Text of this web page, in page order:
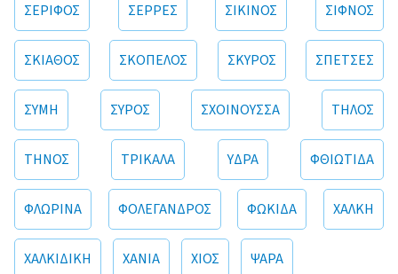
ΣΕΡΙΦΟΣ ΣΕΡΡΕΣ ΣΙΚΙΝΟΣ ΣΙΦΝΟΣ
ΣΚΙΑΘΟΣ ΣΚΟΠΕΛΟΣ ΣΚΥΡΟΣ ΣΠΕΤΣΕΣ
ΣΥΜΗ ΣΥΡΟΣ ΣΧΟΙΝΟΥΣΣΑ ΤΗΛΟΣ
ΤΗΝΟΣ ΤΡΙΚΑΛΑ ΥΔΡΑ ΦΘΙΩΤΙΔΑ
ΦΛΩΡΙΝΑ ΦΟΛΕΓΑΝΔΡΟΣ ΦΩΚΙΔΑ ΧΑΛΚΗ
ΧΑΛΚΙΔΙΚΗ ΧΑΝΙΑ ΧΙΟΣ ΨΑΡΑ